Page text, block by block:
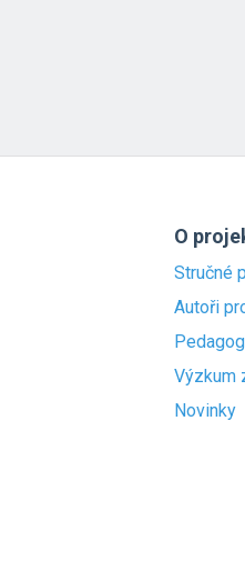
O
Stručné
Autoři
Výzkum
Novinky